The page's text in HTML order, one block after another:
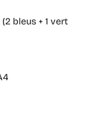
bleus + 1 vert